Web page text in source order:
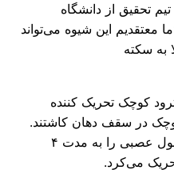
تحقیق از دانشگاه
معتقدیم این شیوه می‌تواند
به سکته
کوچک تحریک کننده
در سقف دهان کاشتند.
در مدت ۵ روز، الکترود توده سلول عصبی را به مدت ۴
می‌کرد.